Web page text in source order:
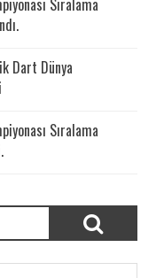
Sıralama
Dart Dünya
Sıralama